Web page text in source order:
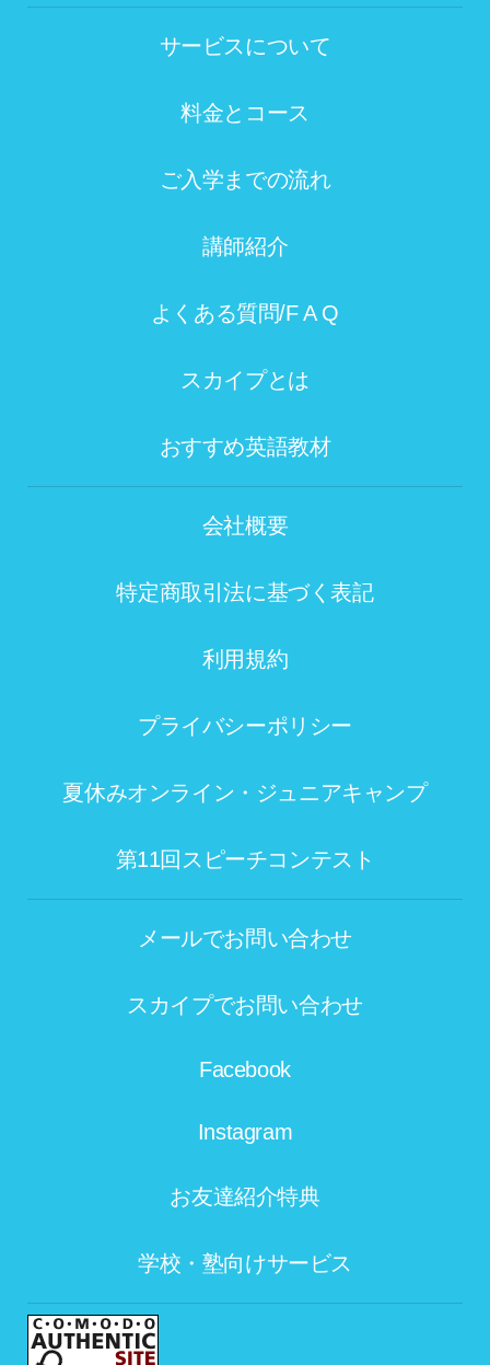
サービスについて
料金とコース
ご入学までの流れ
講師紹介
よくある質問/F A Q
スカイプとは
おすすめ英語教材
会社概要
特定商取引法に基づく表記
利用規約
プライバシーポリシー
夏休みオンライン・ジュニアキャンプ
第11回スピーチコンテスト
メールでお問い合わせ
スカイプでお問い合わせ
Facebook
Instagram
お友達紹介特典
学校・塾向けサービス